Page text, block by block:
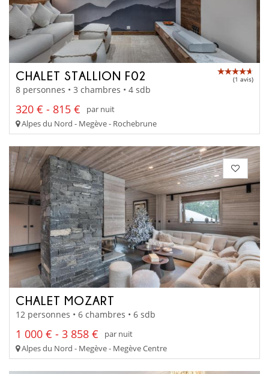
CHALET STALLION F02 (1 avis)
8 personnes • 3 chambres • 4 sdb
320 € - 815 €
par nuit
Alpes du Nord - Megève - Rochebrune
CHALET MOZART
12 personnes • 6 chambres • 6 sdb
1 000 € - 3 858 €
par nuit
Alpes du Nord - Megève - Megève Centre